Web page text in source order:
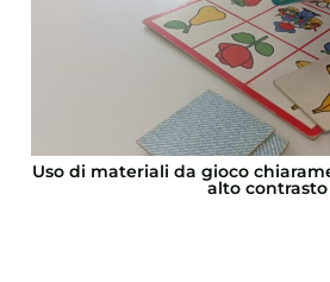
Uso di materiali da gioco
alto contrasto